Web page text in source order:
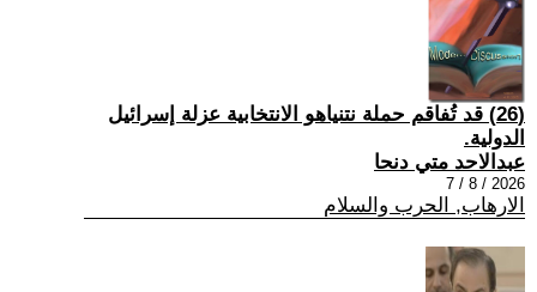
(26) قد تُفاقم حملة نتنياهو الانتخابية عزلة إسرائيل
الدولية.
عبدالاحد متي دنحا
2026 / 8 / 7
الارهاب, الحرب والسلام